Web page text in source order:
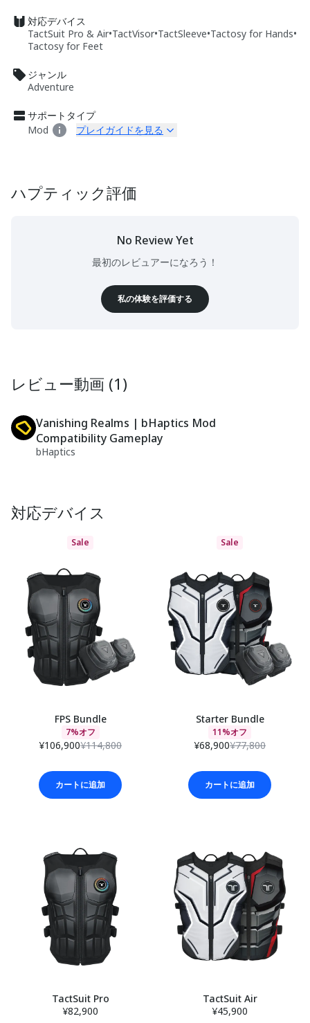
対応デバイス
TactSuit Pro & Air•TactVisor•TactSleeve•Tactosy for Hands•
Tactosy for Feet
ジャンル
Adventure
サポートタイプ
Mod
プレイガイドを見る
ハプティック評価
No Review Yet
最初のレビュアーになろう！
私の体験を評価する
レビュー動画 (1)
Vanishing Realms | bHaptics Mod
Compatibility Gameplay
bHaptics
対応デバイス
Sale
FPS Bundle
7%オフ
¥106,900¥114,800
カートに追加
Sale
Starter Bundle
11%オフ
¥68,900¥77,800
カートに追加
TactSuit Pro
¥82,900
TactSuit Air
¥45,900